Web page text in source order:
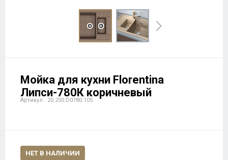
Мойка для кухни Florentina
Липси-780К коричневый
Артикул : 20.250.D0780.105
НЕТ В НАЛИЧИИ